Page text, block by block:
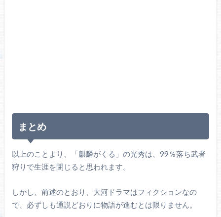
まとめ
以上のことより、「麒麟がくる」の光秀は、99％落ち武者
狩りで生涯を閉じると思われます。
しかし、前述のとおり、大河ドラマはフィクションなの
で、必ずしも通説どおりに物語が進むとは限りません。